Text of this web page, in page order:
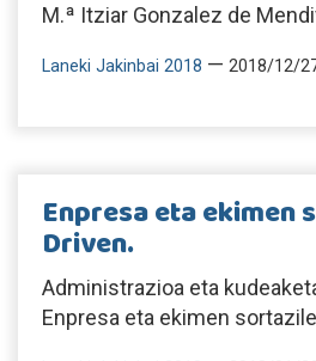
M.ª Itziar Gonzalez de
Laneki Jakinbai 2018 — 2018/12/
Enpresa eta ekimen
Driven.
Administrazioa eta
Enpresa eta ekimen